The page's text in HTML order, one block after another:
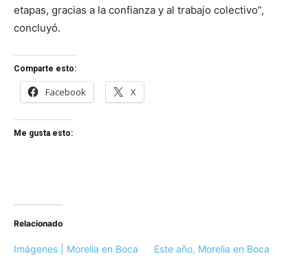
etapas, gracias a la confianza y al trabajo colectivo”,
concluyó.
Comparte esto:
Facebook X
Me gusta esto:
Relacionado
Imágenes | Morelia en Boca
Este año, Morelia en Boca